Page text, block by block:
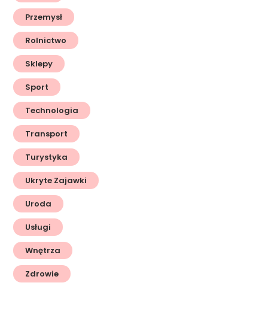
Przemysł
Rolnictwo
Sklepy
Sport
Technologia
Transport
Turystyka
Ukryte Zajawki
Uroda
Usługi
Wnętrza
Zdrowie